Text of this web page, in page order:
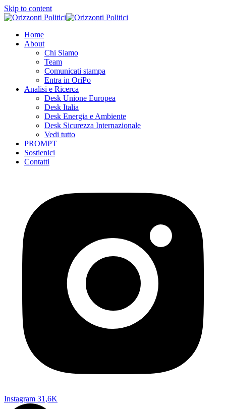
Skip to content
Home
About
Chi Siamo
Team
Comunicati stampa
Entra in OriPo
Analisi e Ricerca
Desk Unione Europea
Desk Italia
Desk Energia e Ambiente
Desk Sicurezza Internazionale
Vedi tutto
PROMPT
Sostienici
Contatti
Instagram 31,6K